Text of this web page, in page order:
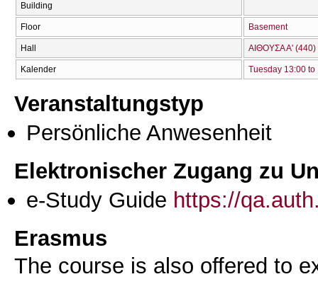
Building
Floor Basement
Hall ΑΙΘΟΥΣΑ Α' (440)
Kalender Tuesday 13:00 to
Veranstaltungstyp
Persönliche Anwesenheit
Elektronischer Zugang zu
e-Study Guide https://
Erasmus
The course is also offered to